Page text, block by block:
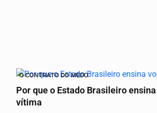
O CONTRATO DO MEDO
Por que o Estado Brasileiro
vítima